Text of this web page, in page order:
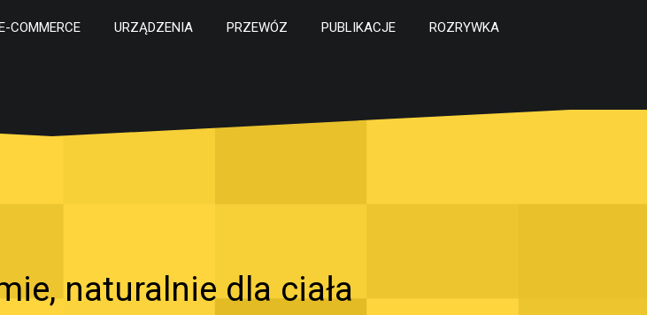
COMMERCE URZĄDZENIA PRZEWÓZ PUBLIKACJE ROZRYWKA
naturalnie dla ciała